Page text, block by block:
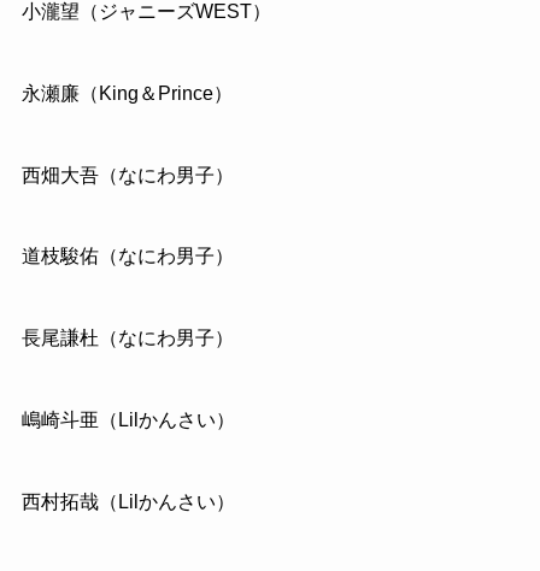
小瀧望（ジャニーズWEST）
永瀬廉（King＆Prince）
西畑大吾（なにわ男子）
道枝駿佑（なにわ男子）
長尾謙杜（なにわ男子）
嶋崎斗亜（Lilかんさい）
西村拓哉（Lilかんさい）